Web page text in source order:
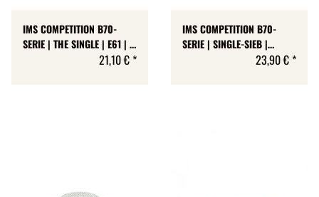
IMS COMPETITION B70-
SERIE | THE SINGLE | E61 | 3
21,10 € *
IMS COMPETITION B70-
SERIE | SINGLE-SIEB |
AUSGEWOGEN TAILLIERT |
23,90 € *